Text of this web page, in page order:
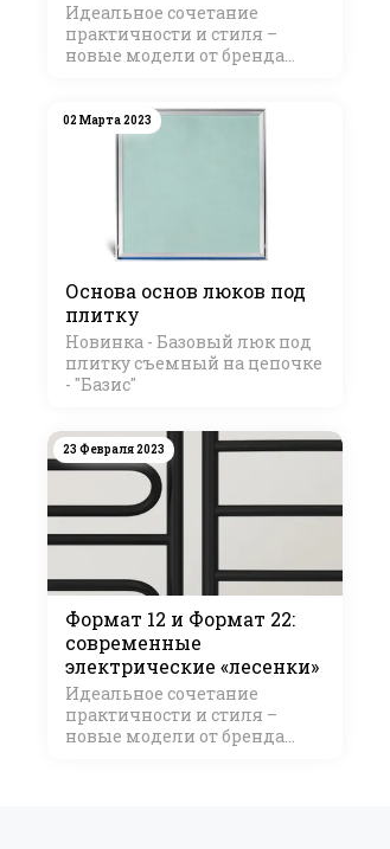
Идеальное сочетание
практичности и стиля –
новые модели от бренда
02 Марта 2023
Основа основ люков под
плитку
Новинка - Базовый люк под
плитку съемный на цепочке
- "Базис"
23 Февраля 2023
Формат 12 и Формат 22:
современные
электрические «лесенки»
Идеальное сочетание
практичности и стиля –
новые модели от бренда